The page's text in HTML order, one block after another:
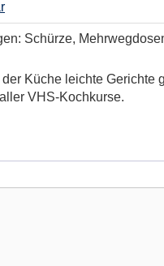
Schürze,
Küche leichte
VHS-Kochkurse.